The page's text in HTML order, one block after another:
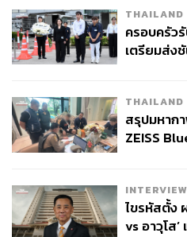
THAILAND
ครอบครัว
เตรียมส่ง
THAILAND
สรุปมหาก
ZEISS
จ่ายหนี้-แอ
INTERVIEW
ไขรหัสตั้ง
vs อาวุโส